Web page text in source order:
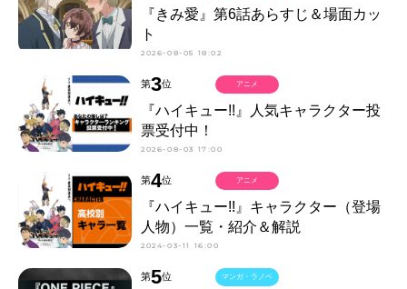
『きみ愛』第6話あらすじ＆場面カッ
ト
2026-08-05 18:02
第3位
『ハイキュー!!』人気キャラクター投
票受付中！
2026-08-03 17:00
アニメ
第4位
『ハイキュー!!』キャラクター（登場
人物）一覧・紹介＆解説
2024-03-11 16:00
アニメ
第5位 マンガ・ラノベ